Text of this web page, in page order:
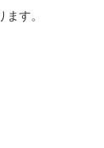
ます。